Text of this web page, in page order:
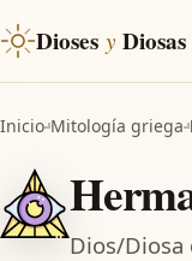
Dioses y Diosas
Inicio Mitología griega
Dios/